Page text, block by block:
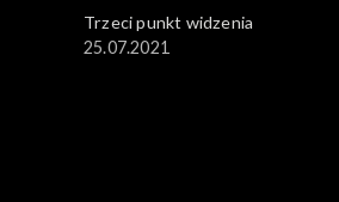
Trzeci punkt widzenia
25.07.2021